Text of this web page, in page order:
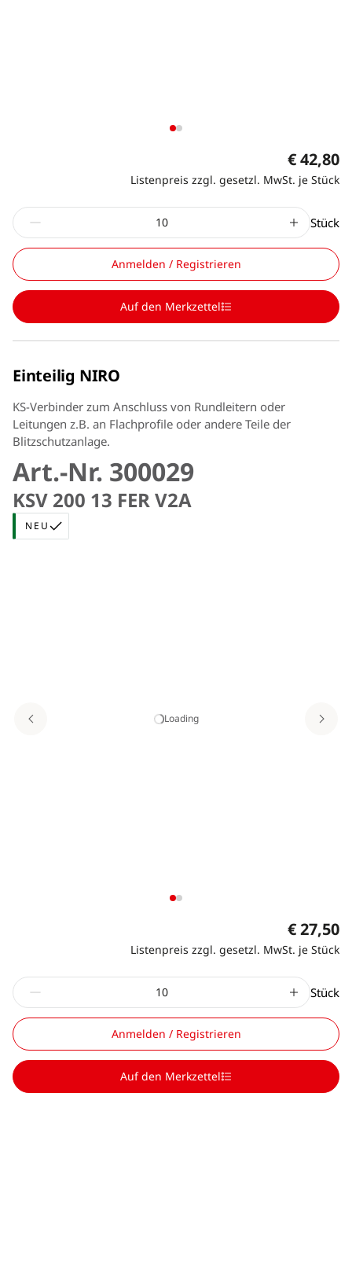
€ 42,80
Listenpreis zzgl. gesetzl. MwSt. je Stück
Stück
Anmelden / Registrieren
Auf den Merkzettel
Einteilig NIRO
KS-Verbinder zum Anschluss von Rundleitern oder
Leitungen z.B. an Flachprofile oder andere Teile der
Blitzschutzanlage.
Art.-Nr. 300029
KSV 200 13 FER V2A
NEU
Loading
€ 27,50
Listenpreis zzgl. gesetzl. MwSt. je Stück
Stück
Anmelden / Registrieren
Auf den Merkzettel